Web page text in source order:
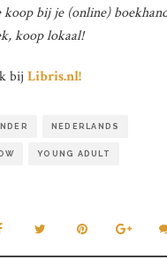
bij je (online)
koop lokaal!
bij Libris.nl!
NEDERLANDS
YOUNG ADULT